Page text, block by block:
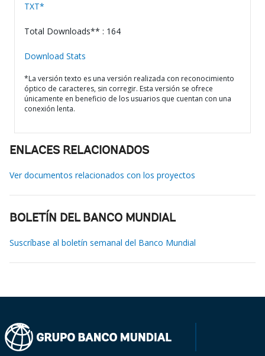
TXT*
Total Downloads** : 164
Download Stats
*La versión texto es una versión realizada con reconocimiento
óptico de caracteres, sin corregir. Esta versión se ofrece
únicamente en beneficio de los usuarios que cuentan con una
conexión lenta.
ENLACES RELACIONADOS
Ver documentos relacionados con los proyectos
BOLETÍN DEL BANCO MUNDIAL
Suscríbase al boletín semanal del Banco Mundial